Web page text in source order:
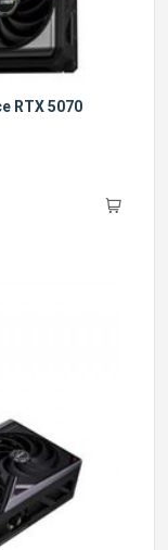
RTX 5070